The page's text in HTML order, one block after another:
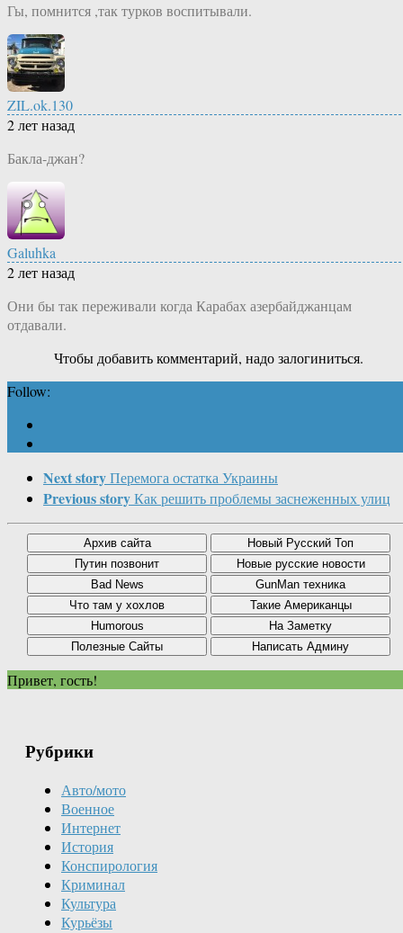
Гы, помнится ,так турков воспитывали.
ZIL.ok.130
2 лет назад
Бакла-джан?
Galuhka
2 лет назад
Они бы так переживали когда Карабах азербайджанцам
отдавали.
Чтобы добавить комментарий, надо залогиниться.
Follow:
Next storyПеремога остатка Украины
Previous storyКак решить проблемы заснеженных улиц
Привет, гость!
Рубрики
Авто/мото
Военное
Интернет
История
Конспирология
Криминал
Культура
Курьёзы